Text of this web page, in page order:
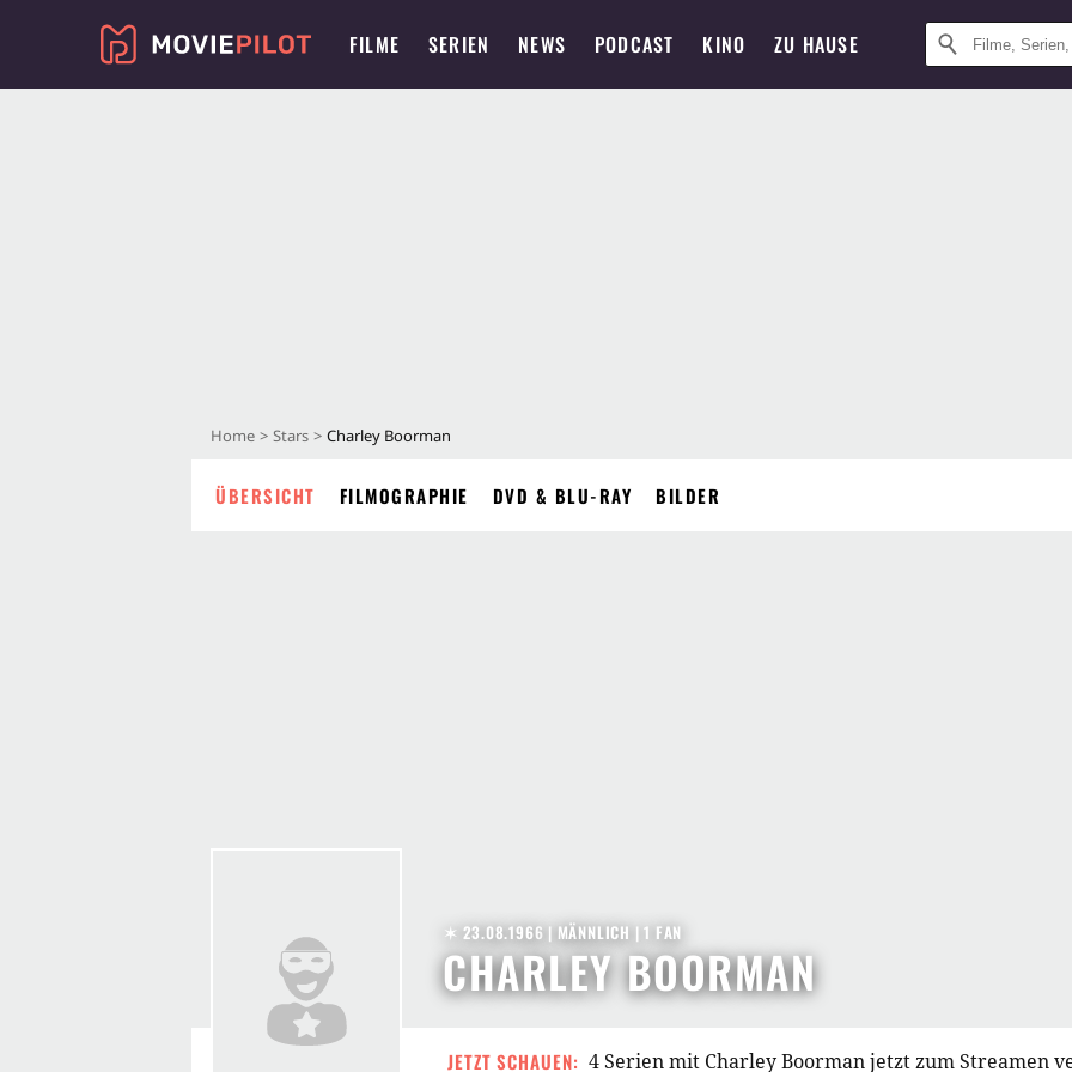
FILME SERIEN NEWS PODCAST KINO ZU HAUSE
Home Stars Charley Boorman
ÜBERSICHT FILMOGRAPHIE DVD & BLU-RAY BILDER
CHARLEY BOORMAN
✶ 23.08.1966 | MÄNNLICH | 1 FAN
JETZT SCHAUEN: 4 Serien mit Charley Boorman jetzt zum Streamen